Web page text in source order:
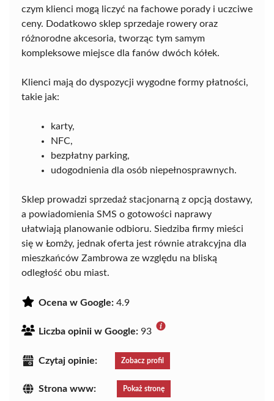
czym klienci mogą liczyć na fachowe porady i uczciwe
ceny. Dodatkowo sklep sprzedaje rowery oraz
różnorodne akcesoria, tworząc tym samym
kompleksowe miejsce dla fanów dwóch kółek.
Klienci mają do dyspozycji wygodne formy płatności,
takie jak:
karty,
NFC,
bezpłatny parking,
udogodnienia dla osób niepełnosprawnych.
Sklep prowadzi sprzedaż stacjonarną z opcją dostawy,
a powiadomienia SMS o gotowości naprawy
ułatwiają planowanie odbioru. Siedziba firmy mieści
się w Łomży, jednak oferta jest równie atrakcyjna dla
mieszkańców Zambrowa ze względu na bliską
odległość obu miast.
Ocena w Google: 4.9
Liczba opinii w Google: 93
Czytaj opinie: Zobacz profil
Strona www: Pokaż stronę